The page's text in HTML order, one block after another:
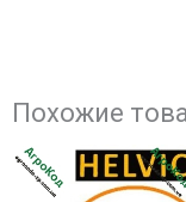
Похожие